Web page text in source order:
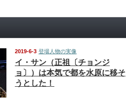
2019-6-3 登場人物の実像
イ・サン（正祖〔チョンジ
ョ〕）は本気で都を水原に移そ
うとした！